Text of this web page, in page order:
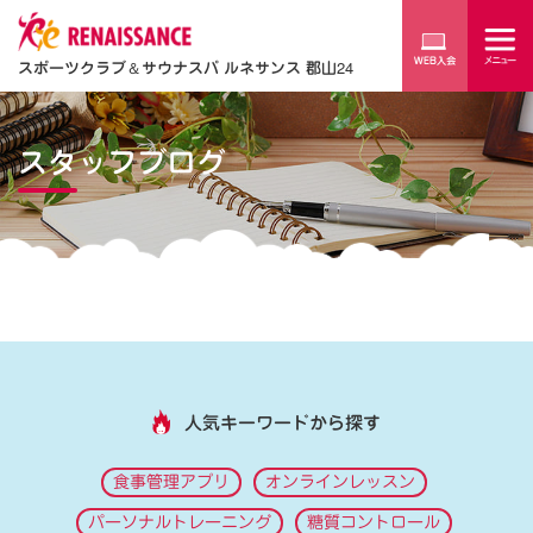
スポーツクラブ＆サウナスパ ルネサンス 郡山24
スタッフブログ
人気キーワードから探す
食事管理アプリ オンラインレッスン
パーソナルトレーニング 糖質コントロール